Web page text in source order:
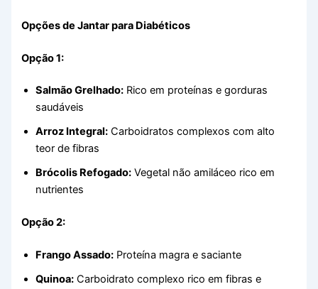
Opções de Jantar para Diabéticos
Opção 1:
Salmão Grelhado: Rico em proteínas e gorduras
saudáveis
Arroz Integral: Carboidratos complexos com alto
teor de fibras
Brócolis Refogado: Vegetal não amiláceo rico em
nutrientes
Opção 2:
Frango Assado: Proteína magra e saciante
Quinoa: Carboidrato complexo rico em fibras e